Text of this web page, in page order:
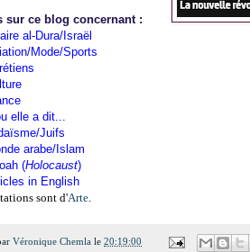
sur ce blog concernant :
al-Dura/Israël
Mode/Sports
elle a dit...
Juifs
arabe/Islam
(Holocaust)
in English
sont d'Arte.
Véronique Chemla le 20:19:00